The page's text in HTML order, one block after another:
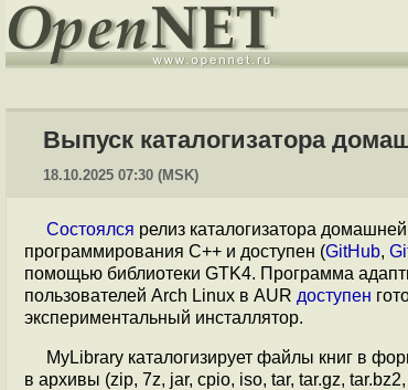
Выпуск каталогизатора
18.10.2025 07:30 (MSK)
Состоялся релиз каталогизатора
программирования С++ и доступен (GitHub,
помощью библиотеки GTK4. Программа
пользователей Arch Linux в AUR доступен
экспериментальный инсталлятор.
MyLibrary каталогизирует файлы книг в
в архивы (zip, 7z, jar, cpio, iso, tar, tar.gz,